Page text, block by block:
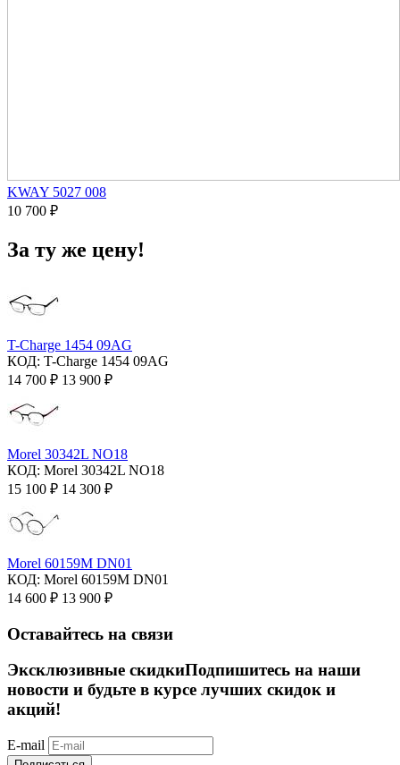
KWAY 5027 008
10 700 ₽
За ту же цену!
T-Charge 1454 09AG
КОД: T-Charge 1454 09AG
14 700 ₽ 13 900 ₽
Morel 30342L NO18
КОД: Morel 30342L NO18
15 100 ₽ 14 300 ₽
Morel 60159M DN01
КОД: Morel 60159M DN01
14 600 ₽ 13 900 ₽
Оставайтесь на связи
Эксклюзивные скидкиПодпишитесь на наши
новости и будьте в курсе лучших скидок и
акций!
E-mail